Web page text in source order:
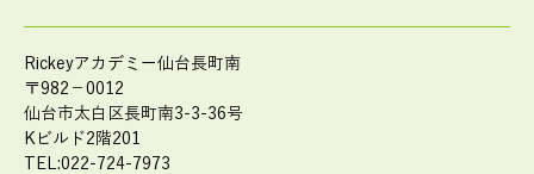
Rickeyアカデミー仙台長町南
〒982－0012
仙台市太白区長町南3-3-36号
Kビルド2階201
TEL:022-724-7973